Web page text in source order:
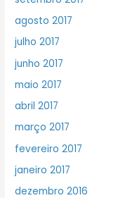
agosto 2017
julho 2017
junho 2017
maio 2017
abril 2017
março 2017
fevereiro 2017
janeiro 2017
dezembro 2016